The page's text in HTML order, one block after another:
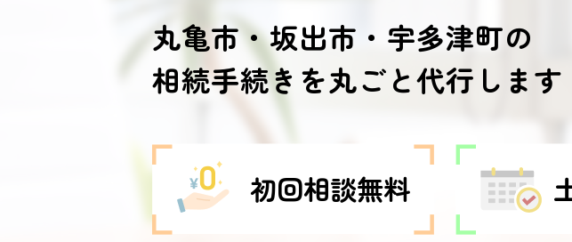
丸亀市・坂出市・宇多津町の
相続手続きを丸ごと代行します
初回相談無料